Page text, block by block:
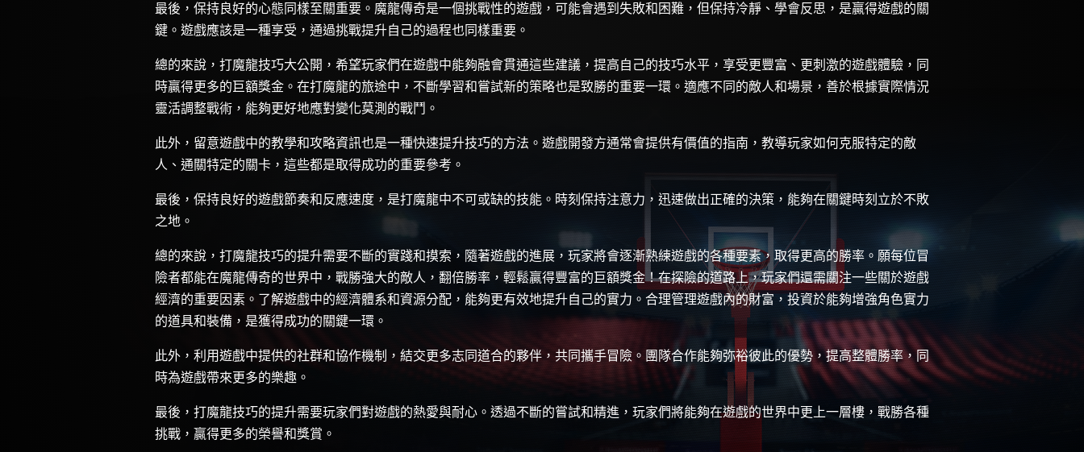
最後，保持良好的心態同樣至關重要。魔龍傳奇是一個挑戰性的遊戲，可能會遇到失敗和困難，但保持冷靜、學會反思，是贏得遊戲的關
鍵。遊戲應該是一種享受，通過挑戰提升自己的過程也同樣重要。
總的來說，打魔龍技巧大公開，希望玩家們在遊戲中能夠融會貫通這些建議，提高自己的技巧水平，享受更豐富、更刺激的遊戲體驗，同
時贏得更多的巨額獎金。在打魔龍的旅途中，不斷學習和嘗試新的策略也是致勝的重要一環。適應不同的敵人和場景，善於根據實際情況
靈活調整戰術，能夠更好地應對變化莫測的戰鬥。
此外，留意遊戲中的教學和攻略資訊也是一種快速提升技巧的方法。遊戲開發方通常會提供有價值的指南，教導玩家如何克服特定的敵
人、通關特定的關卡，這些都是取得成功的重要參考。
最後，保持良好的遊戲節奏和反應速度，是打魔龍中不可或缺的技能。時刻保持注意力，迅速做出正確的決策，能夠在關鍵時刻立於不敗
之地。
總的來說，打魔龍技巧的提升需要不斷的實踐和摸索，隨著遊戲的進展，玩家將會逐漸熟練遊戲的各種要素，取得更高的勝率。願每位冒
險者都能在魔龍傳奇的世界中，戰勝強大的敵人，翻倍勝率，輕鬆贏得豐富的巨額獎金！在探險的道路上，玩家們還需關注一些關於遊戲
經濟的重要因素。了解遊戲中的經濟體系和資源分配，能夠更有效地提升自己的實力。合理管理遊戲內的財富，投資於能夠增強角色實力
的道具和裝備，是獲得成功的關鍵一環。
此外，利用遊戲中提供的社群和協作機制，結交更多志同道合的夥伴，共同攜手冒險。團隊合作能夠弥裕彼此的優勢，提高整體勝率，同
時為遊戲帶來更多的樂趣。
最後，打魔龍技巧的提升需要玩家們對遊戲的熱愛與耐心。透過不斷的嘗試和精進，玩家們將能夠在遊戲的世界中更上一層樓，戰勝各種
挑戰，贏得更多的榮譽和獎賞。